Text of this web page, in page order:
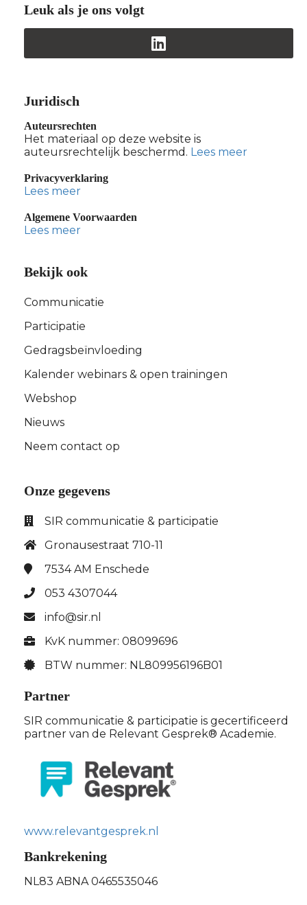
Leuk als je ons volgt
Juridisch
Auteursrechten
Het materiaal op deze website is
auteursrechtelijk beschermd. Lees meer
Privacyverklaring
Lees meer
Algemene Voorwaarden
Lees meer
Bekijk ook
Communicatie
Participatie
Gedragsbeïnvloeding
Kalender webinars & open trainingen
Webshop
Nieuws
Neem contact op
Onze gegevens
SIR communicatie & participatie
Gronausestraat 710-11
7534 AM Enschede
053 4307044
info@sir.nl
KvK nummer: 08099696
BTW nummer: NL809956196B01
Partner
SIR communicatie & participatie is gecertificeerd
partner van de Relevant Gesprek® Academie.
www.relevantgesprek.nl
Bankrekening
NL83 ABNA 0465535046